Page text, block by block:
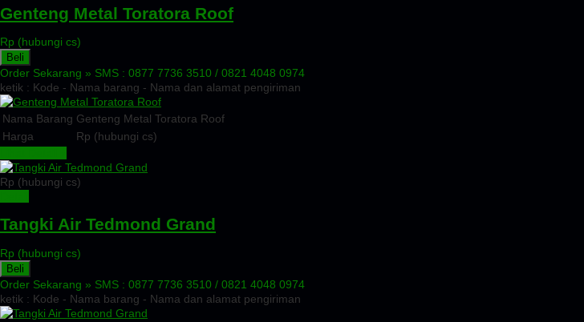
Genteng Metal Toratora Roof
Rp (hubungi cs)
Beli
Order Sekarang » SMS : 0877 7736 3510 / 0821 4048 0974
ketik : Kode - Nama barang - Nama dan alamat pengiriman
Nama Barang Genteng Metal Toratora Roof
Harga
Rp (hubungi cs)
Rp (hubungi cs)
Tangki Air Tedmond Grand
Rp (hubungi cs)
Beli
Order Sekarang » SMS : 0877 7736 3510 / 0821 4048 0974
ketik : Kode - Nama barang - Nama dan alamat pengiriman